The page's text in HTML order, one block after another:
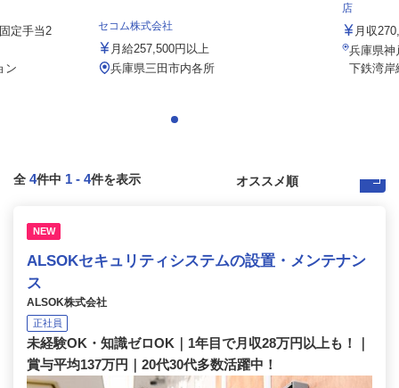
定手当2
ン
セコム株式会社
月給257,500円以上
兵庫県三田市内各所
店
月収
兵庫県神
下鉄湾岸
全 4件中 1 - 4件を表示
NEW
ALSOKセキュリティシステムの設置・メンテナン
ス
ALSOK株式会社
正社員
未経験OK・知識ゼロOK｜1年目で月収28万円以上も！｜
賞与平均137万円｜20代30代多数活躍中！